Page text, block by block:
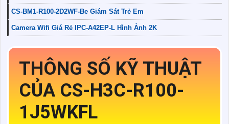
CS-BM1-R100-2D2WF-Be Giám Sát Trẻ Em
Camera Wifi Giá Rẻ IPC-A42EP-L Hình Ảnh 2K
THÔNG SỐ KỸ THUẬT
CỦA CS-H3C-R100-
1J5WKFL